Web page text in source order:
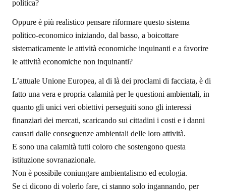
politica?
Oppure è più realistico pensare riformare questo sistema
politico-economico iniziando, dal basso, a boicottare
sistematicamente le attività economiche inquinanti e a favorire
le attività economiche non inquinanti?
L’attuale Unione Europea, al di là dei proclami di facciata, è di
fatto una vera e propria calamità per le questioni ambientali, in
quanto gli unici veri obiettivi perseguiti sono gli interessi
finanziari dei mercati, scaricando sui cittadini i costi e i danni
causati dalle conseguenze ambientali delle loro attività.
E sono una calamità tutti coloro che sostengono questa
istituzione sovranazionale.
Non è possibile coniungare ambientalismo ed ecologia.
Se ci dicono di volerlo fare, ci stanno solo ingannando, per